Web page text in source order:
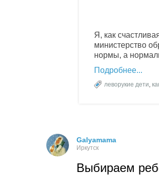
Я, как
министерство
нормы, а
Подробнее
леворукие дети,
Galyamama
Иркутск
Выбираем